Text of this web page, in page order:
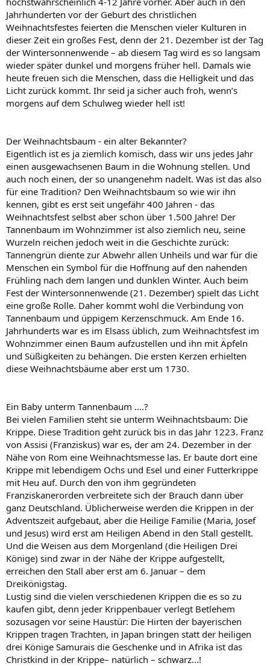
Jahrhunderten vor der Geburt des christlichen
Weihnachtsfestes feierten die Menschen vieler Kulturen in
dieser Zeit ein großes Fest, denn der 21. Dezember ist der Tag
der Wintersonnenwende – ab diesem Tag wird es so langsam
wieder später dunkel und morgens früher hell. Damals wie
heute freuen sich die Menschen, dass die Helligkeit und das
Licht zurück kommt. Ihr seid ja sicher auch froh, wenn’s
morgens auf dem Schulweg wieder hell ist!
Der Weihnachtsbaum - ein alter Bekannter?
Eigentlich ist es ja ziemlich komisch, dass wir uns jedes Jahr
einen ausgewachsenen Baum in die Wohnung stellen. Und
auch noch einen, der so unangenehm nadelt. Was ist das also
für eine Tradition? Den Weihnachtsbaum so wie wir ihn
kennen, gibt es erst seit ungefähr 400 Jahren - das
Weihnachtsfest selbst aber schon über 1.500 Jahre! Der
Tannenbaum im Wohnzimmer ist also ziemlich neu, seine
Wurzeln reichen jedoch weit in die Geschichte zurück:
Tannengrün diente zur Abwehr allen Unheils und war für die
Menschen ein Symbol für die Hoffnung auf den nahenden
Frühling nach dem langen und dunklen Winter. Auch beim
Fest der Wintersonnenwende (21. Dezember) spielt das Licht
eine große Rolle. Daher kommt wohl die Verbindung von
Tannenbaum und üppigem Kerzenschmuck. Am Ende 16.
Jahrhunderts war es im Elsass üblich, zum Weihnachtsfest im
Wohnzimmer einen Baum aufzustellen und ihn mit Äpfeln
und Süßigkeiten zu behängen. Die ersten Kerzen erhielten
diese Weihnachtsbäume aber erst um 1730.
Ein Baby unterm Tannenbaum ....?
Bei vielen Familien steht sie unterm Weihnachtsbaum: Die
Krippe. Diese Tradition geht zurück bis in das Jahr 1223. Franz
von Assisi (Franziskus) war es, der am 24. Dezember in der
Nähe von Rom eine Weihnachtsmesse las. Er baute dort eine
Krippe mit lebendigem Ochs und Esel und einer Futterkrippe
mit Heu auf. Durch den von ihm gegründeten
Franziskanerorden verbreitete sich der Brauch dann über
ganz Deutschland. Üblicherweise werden die Krippen in der
Adventszeit aufgebaut, aber die Heilige Familie (Maria, Josef
und Jesus) wird erst am Heiligen Abend in den Stall gestellt.
Und die Weisen aus dem Morgenland (die Heiligen Drei
Könige) sind zwar in der Nähe der Krippe aufgestellt,
erreichen den Stall aber erst am 6. Januar – dem
Dreikönigstag.
Lustig sind die vielen verschiedenen Krippen die es so zu
kaufen gibt, denn jeder Krippenbauer verlegt Betlehem
sozusagen vor seine Haustür: Die Hirten der bayerischen
Krippen tragen Trachten, in Japan bringen statt der heiligen
drei Könige Samurais die Geschenke und in Afrika ist das
Christkind in der Krippe– natürlich – schwarz...!